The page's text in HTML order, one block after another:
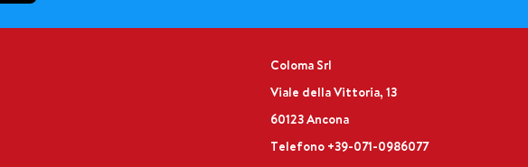
Coloma Srl
Viale della Vittoria, 13
60123 Ancona
Telefono +39-071-0986077